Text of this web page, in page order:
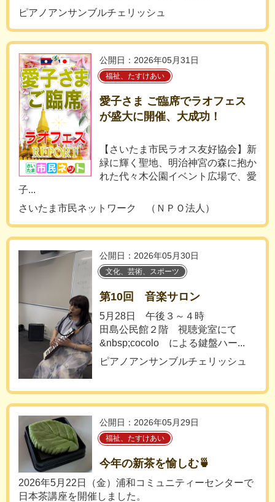
ピアノアンサンブルチェリッシュ
公開日：2026年05月31日
福祉、たすけあい
愛子さま ご臨席でラオフェス
が盛大に開催、大成功！
【さいたま市民ラオス友好協会】新
緑に輝く聖地、明治神宮の森に抱か
れた代々木公園イベント広場で、愛
子...
さいたま市民ネットワーク （ＮＰＯ法人）
公開日：2026年05月30日
文化、芸術、スポーツ
第10回 音楽サロン
5月28日 午後３～４時
田島公民館２階 視聴覚室にて
&nbsp;cocolo による鍵盤ハー...
ピアノアンサンブルチェリッシュ
公開日：2026年05月29日
福祉、たすけあい
今年の新茶を愉しむ🍵
2026年5月22日（金）浦和コミュニティーセンターで
日本茶講座を開催しました。